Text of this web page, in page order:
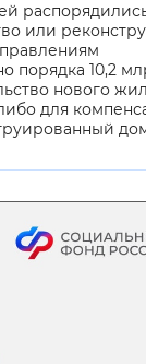
или
порядка 10,2
нового
для